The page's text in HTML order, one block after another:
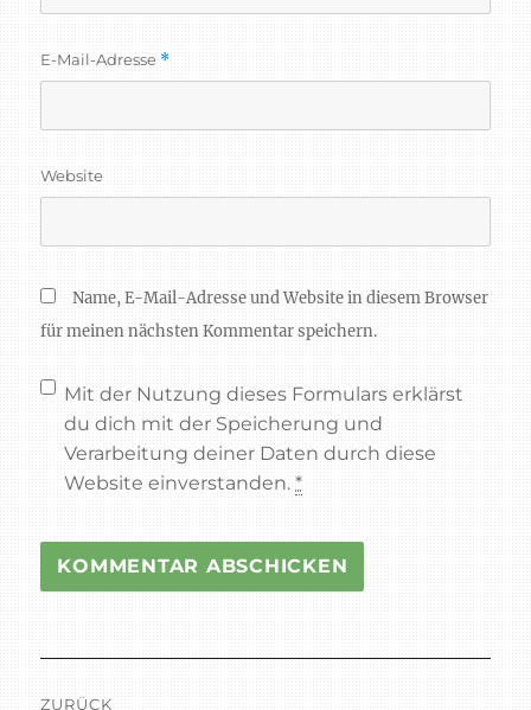
E-Mail-Adresse *
Website
Name, E-Mail-Adresse und Website in diesem Browser
für meinen nächsten Kommentar speichern.
Mit der Nutzung dieses Formulars erklärst
du dich mit der Speicherung und
Verarbeitung deiner Daten durch diese
Website einverstanden.*
ZURÜCK